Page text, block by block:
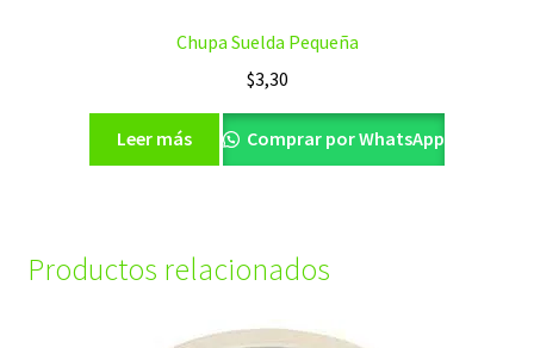
Chupa Suelda Pequeña
$3,30
Leer más Comprar por WhatsApp
Productos relacionados